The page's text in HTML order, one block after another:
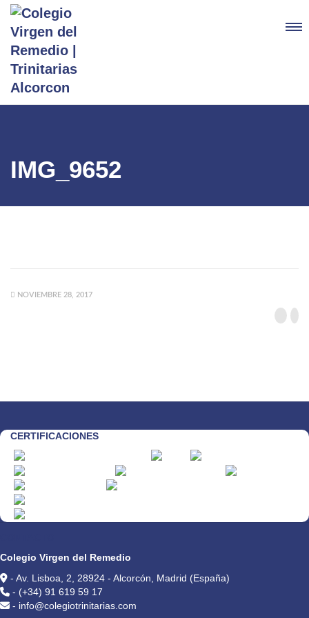
IMG_9652
NOVIEMBRE 28, 2017
CERTIFICACIONES
Colegio Virgen del Remedio
- Av. Lisboa, 2, 28924 - Alcorcón, Madrid (España)
- (+34) 91 619 59 17
- info@colegiotrinitarias.com